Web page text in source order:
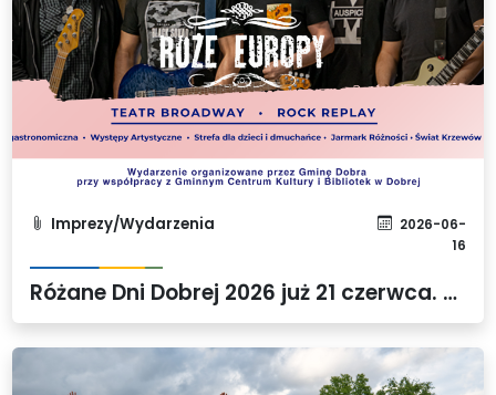
Imprezy/Wydarzenia
2026-06-
16
Różane Dni Dobrej 2026 już 21 czerwca. Przed nami święto muzyki, kultury i lokalnej wspólnoty